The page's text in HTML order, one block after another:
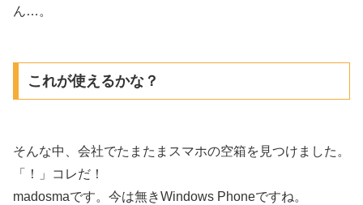
ん…。
これが使えるかな？
そんな中、会社でたまたまスマホの空箱を見つけました。
「！」コレだ！
madosmaです。今は無きWindows Phoneですね。